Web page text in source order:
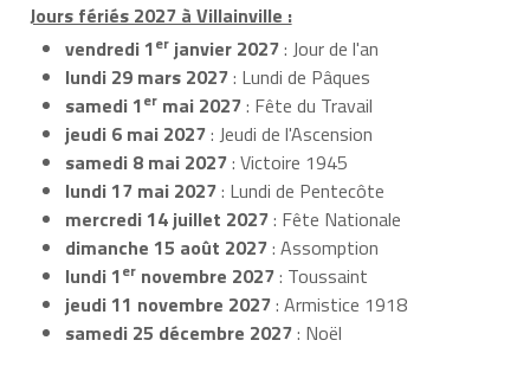
Jours fériés 2027 à Villainville :
vendredi 1er janvier 2027: Jour de l'an
lundi 29 mars 2027: Lundi de Pâques
samedi 1er mai 2027: Fête du Travail
jeudi 6 mai 2027: Jeudi de l'Ascension
samedi 8 mai 2027: Victoire 1945
lundi 17 mai 2027: Lundi de Pentecôte
mercredi 14 juillet 2027: Fête Nationale
dimanche 15 août 2027: Assomption
lundi 1er novembre 2027: Toussaint
jeudi 11 novembre 2027: Armistice 1918
samedi 25 décembre 2027: Noël